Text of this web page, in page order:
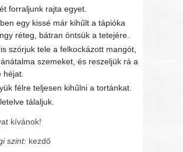
forraljunk rajta egyet.
egy kissé már kihűlt a tápióka
réteg, bátran öntsük a tetejére.
szórjuk tele a felkockázott mangót,
szemeket, és reszeljük rá a
héjat.
félre teljesen kihűlni a tortánkat.
tálaljuk.
kívánok!
szint: kezdő